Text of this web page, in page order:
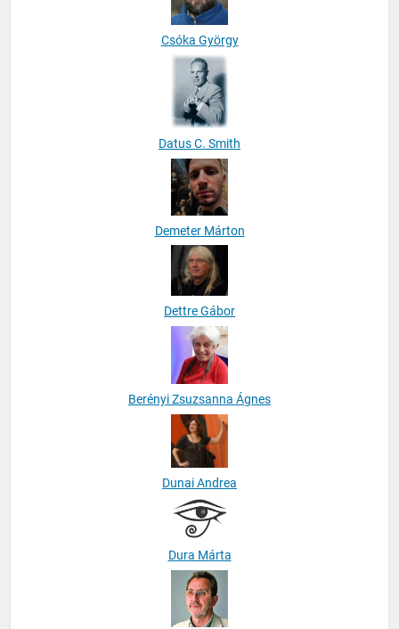
Csóka György
Datus C. Smith
Demeter Márton
Dettre Gábor
Berényi Zsuzsanna Ágnes
Dunai Andrea
Dura Márta